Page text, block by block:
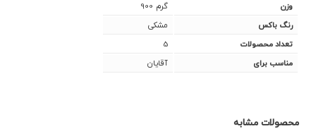
900 گرم وزن
مشکی رنگ باکس
5 تعداد محصولات
آقایان مناسب برای
محصولات مشابه